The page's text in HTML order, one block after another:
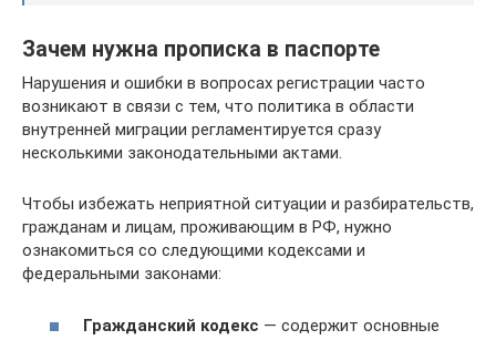
Зачем нужна прописка в паспорте
Нарушения и ошибки в вопросах регистрации часто
возникают в связи с тем, что политика в области
внутренней миграции регламентируется сразу
несколькими законодательными актами.
Чтобы избежать неприятной ситуации и разбирательств,
гражданам и лицам, проживающим в РФ, нужно
ознакомиться со следующими кодексами и
федеральными законами:
Гражданский кодекс — содержит основные